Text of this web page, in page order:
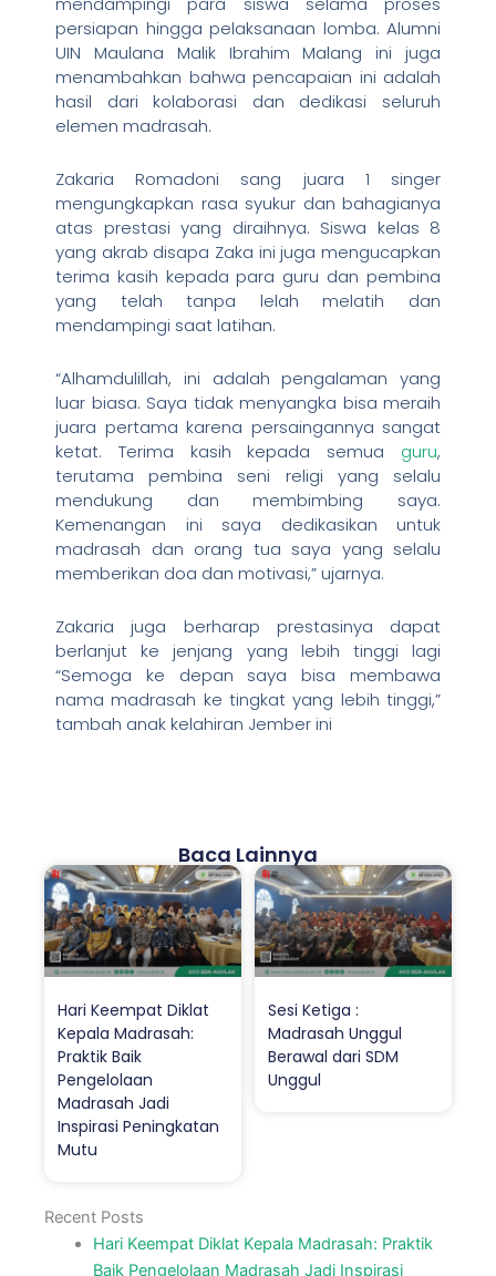
persiapan hingga pelaksanaan lomba. Alumni
UIN Maulana Malik Ibrahim Malang ini juga
menambahkan bahwa pencapaian ini adalah
hasil dari kolaborasi dan dedikasi seluruh
elemen madrasah.
Zakaria Romadoni sang juara 1 singer
mengungkapkan rasa syukur dan bahagianya
atas prestasi yang diraihnya. Siswa kelas 8
yang akrab disapa Zaka ini juga mengucapkan
terima kasih kepada para guru dan pembina
yang telah tanpa lelah melatih dan
mendampingi saat latihan.
“Alhamdulillah, ini adalah pengalaman yang
luar biasa. Saya tidak menyangka bisa meraih
juara pertama karena persaingannya sangat
ketat. Terima kasih kepada semua guru,
terutama pembina seni religi yang selalu
mendukung dan membimbing saya.
Kemenangan ini saya dedikasikan untuk
madrasah dan orang tua saya yang selalu
memberikan doa dan motivasi,” ujarnya.
Zakaria juga berharap prestasinya dapat
berlanjut ke jenjang yang lebih tinggi lagi
“Semoga ke depan saya bisa membawa
nama madrasah ke tingkat yang lebih tinggi,”
tambah anak kelahiran Jember ini
Baca Lainnya
Hari Keempat Diklat
Kepala Madrasah:
Praktik Baik
Pengelolaan
Madrasah Jadi
Inspirasi Peningkatan
Mutu
Sesi Ketiga :
Madrasah Unggul
Berawal dari SDM
Unggul
Recent Posts
Hari Keempat Diklat Kepala Madrasah: Praktik
Baik Pengelolaan Madrasah Jadi Inspirasi